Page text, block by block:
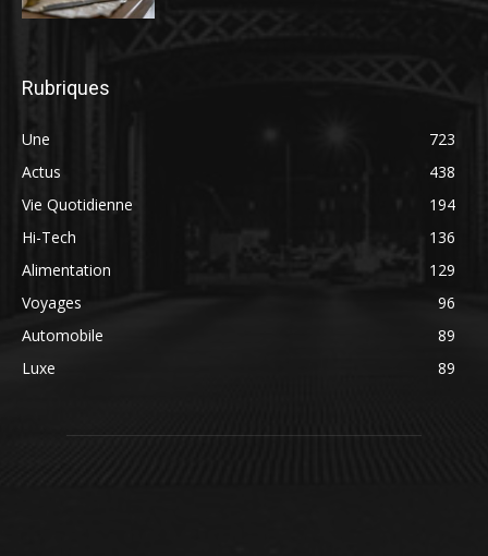
Rubriques
Une
723
Actus
438
Vie Quotidienne
194
Hi-Tech
136
Alimentation
129
Voyages
96
Automobile
89
Luxe
89